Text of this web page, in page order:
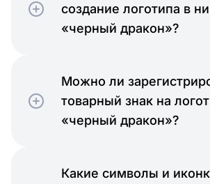
создание логотипа в
«черный дракон»?
Можно ли
товарный знак на
«черный дракон»?
Какие символы и